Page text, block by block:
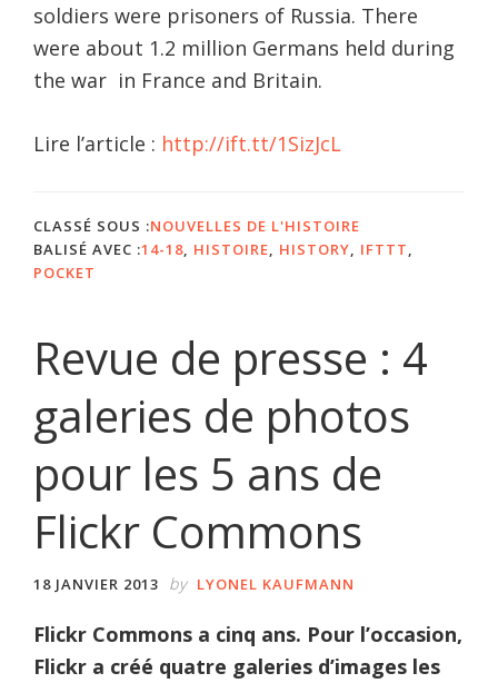
soldiers were prisoners of Russia. There
were about 1.2 million Germans held during
the war in France and Britain.
Lire l’article : http://ift.tt/1SizJcL
CLASSÉ SOUS :NOUVELLES DE L'HISTOIRE
BALISÉ AVEC :14-18 HISTOIRE HISTORY IFTTT
POCKET
Revue de presse : 4
galeries de photos
pour les 5 ans de
Flickr Commons
18 JANVIER 2013 by LYONEL KAUFMANN
Flickr Commons a cinq ans. Pour l’occasion,
Flickr a créé quatre galeries d’images les